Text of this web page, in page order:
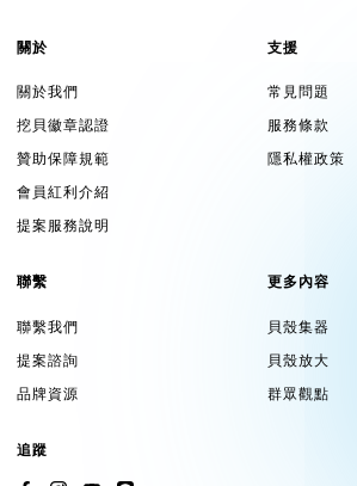
關於
關於我們
挖貝徽章認證
贊助保障規範
會員紅利介紹
提案服務說明
支援
常見問題
服務條款
隱私權政策
聯繫
聯繫我們
提案諮詢
品牌資源
更多內容
貝殼集器
貝殼放大
群眾觀點
追蹤